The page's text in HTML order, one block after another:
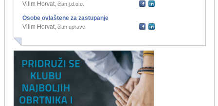
Vilim Horvat, član j.d.o.o.
Osobe ovlaštene za zastupanje
Vilim Horvat, član uprave